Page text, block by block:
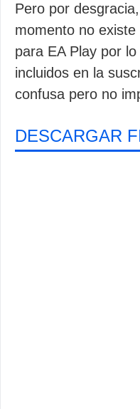
Pero por
momento no
para EA Play por
incluidos en la
confusa pero no
DESCARGAR